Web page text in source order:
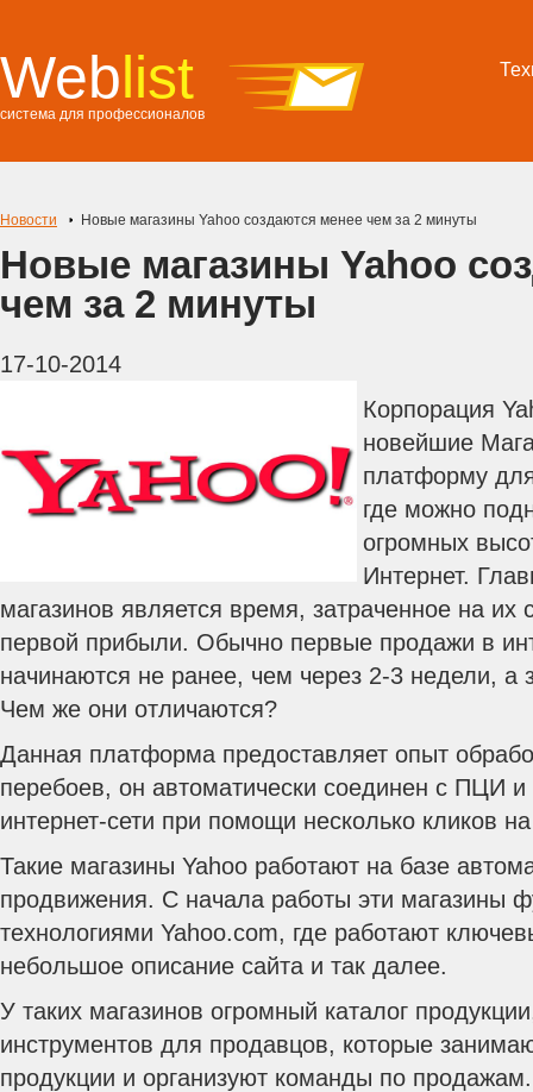
Weblist
система для профессионалов
Новости Новые магазины Yahoo создаются менее чем за 2 минуты
Новые магазины Yahoo
чем за 2 минуты
17-10-2014
Корпорация
новейшие
платформу
где можно
огромных
Интернет.
магазинов является время, затраченное на их
первой прибыли. Обычно первые продажи в
начинаются не ранее, чем через 2-3 недели, а
Чем же они отличаются?
Данная платформа предоставляет опыт
перебоев, он автоматически соединен с ПЦИ
интернет-сети при помощи несколько кликов
Такие магазины Yahoo работают на базе
продвижения. С начала работы эти магазины
технологиями Yahoo.com, где работают
небольшое описание сайта и так далее.
У таких магазинов огромный каталог
инструментов для продавцов, которые
продукции и организуют команды по продажам.